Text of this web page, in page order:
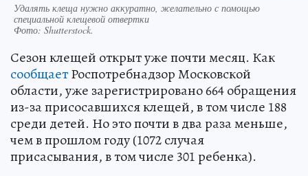
Удалять клеща нужно аккуратно, желательно с помощью
специальной клещевой отвертки
Фото: Shutterstock.
Сезон клещей открыт уже почти месяц. Как
сообщаетРоспотребнадзор Московской
области, уже зарегистрировано 664 обращения
из-за присосавшихся клещей, в том числе 188
среди детей. Но это почти в два раза меньше,
чем в прошлом году (1072 случая
присасывания, в том числе 301 ребенка).